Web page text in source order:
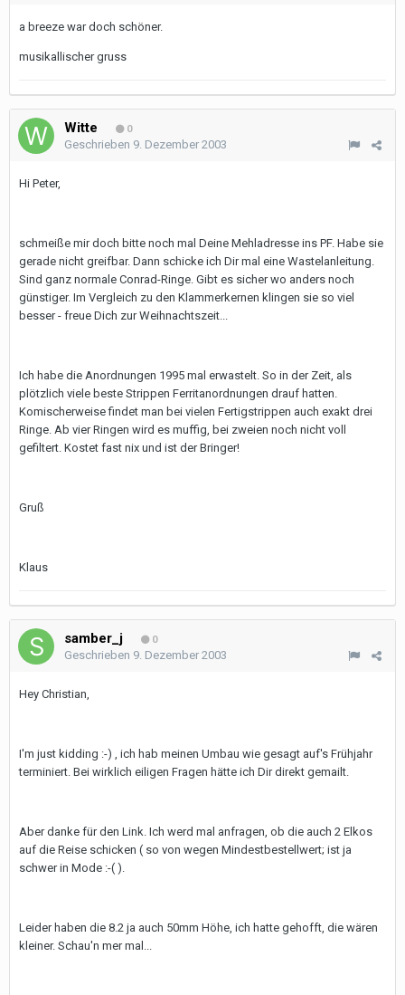
a breeze war doch schöner.
musikallischer gruss
Witte 0
Geschrieben 9. Dezember 2003
Hi Peter,
schmeiße mir doch bitte noch mal Deine Mehladresse ins PF. Habe sie
gerade nicht greifbar. Dann schicke ich Dir mal eine Wastelanleitung.
Sind ganz normale Conrad-Ringe. Gibt es sicher wo anders noch
günstiger. Im Vergleich zu den Klammerkernen klingen sie so viel
besser - freue Dich zur Weihnachtszeit...
Ich habe die Anordnungen 1995 mal erwastelt. So in der Zeit, als
plötzlich viele beste Strippen Ferritanordnungen drauf hatten.
Komischerweise findet man bei vielen Fertigstrippen auch exakt drei
Ringe. Ab vier Ringen wird es muffig, bei zweien noch nicht voll
gefiltert. Kostet fast nix und ist der Bringer!
Gruß
Klaus
samber_j 0
Geschrieben 9. Dezember 2003
Hey Christian,
I'm just kidding :-) , ich hab meinen Umbau wie gesagt auf's Frühjahr
terminiert. Bei wirklich eiligen Fragen hätte ich Dir direkt gemailt.
Aber danke für den Link. Ich werd mal anfragen, ob die auch 2 Elkos
auf die Reise schicken ( so von wegen Mindestbestellwert; ist ja
schwer in Mode :-( ).
Leider haben die 8.2 ja auch 50mm Höhe, ich hatte gehofft, die wären
kleiner. Schau'n mer mal...